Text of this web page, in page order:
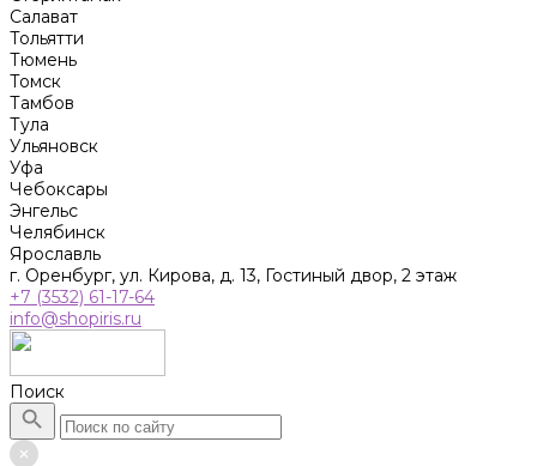
Салават
Тольятти
Тюмень
Томск
Тамбов
Тула
Ульяновск
Уфа
Чебоксары
Энгельс
Челябинск
Ярославль
г. Оренбург, ул. Кирова, д. 13, Гостиный двор, 2 этаж
+7 (3532) 61-17-64
info@shopiris.ru
Поиск